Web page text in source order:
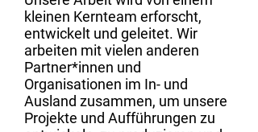
kleinen Kernteam erforscht,
entwickelt und geleitet. Wir
arbeiten mit vielen anderen
Partner*innen und
Organisationen im In- und
Ausland zusammen, um unsere
Projekte und Aufführungen zu